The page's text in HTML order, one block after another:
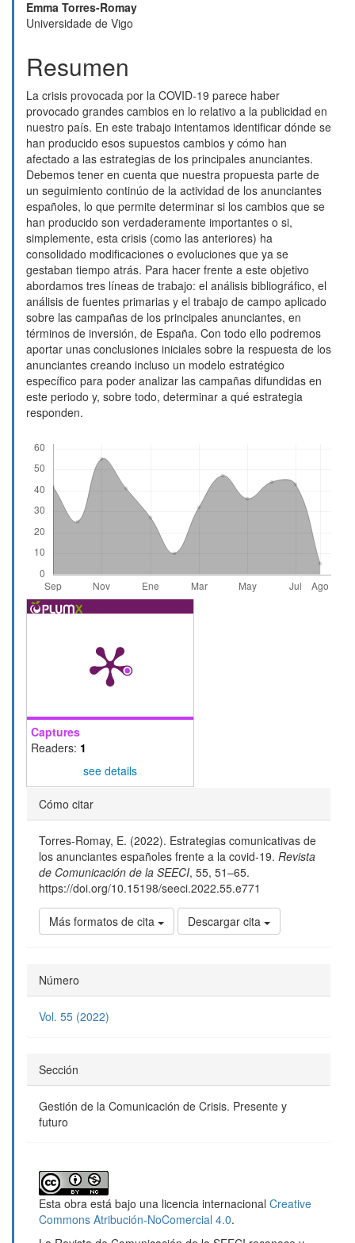
Contenido
principal
del
artículo
Emma Torres-Romay
Universidade de Vigo
Resumen
La crisis provocada por la COVID-19 parece haber
provocado grandes cambios en lo relativo a la publicidad en
nuestro país. En este trabajo intentamos identificar dónde se
han producido esos supuestos cambios y cómo han
afectado a las estrategias de los principales anunciantes.
Debemos tener en cuenta que nuestra propuesta parte de
un seguimiento continúo de la actividad de los anunciantes
españoles, lo que permite determinar si los cambios que se
han producido son verdaderamente importantes o si,
simplemente, esta crisis (como las anteriores) ha
consolidado modificaciones o evoluciones que ya se
gestaban tiempo atrás. Para hacer frente a este objetivo
abordamos tres líneas de trabajo: el análisis bibliográfico, el
análisis de fuentes primarias y el trabajo de campo aplicado
sobre las campañas de los principales anunciantes, en
términos de inversión, de España. Con todo ello podremos
aportar unas conclusiones iniciales sobre la respuesta de los
anunciantes creando incluso un modelo estratégico
específico para poder analizar las campañas difundidas en
este periodo y, sobre todo, determinar a qué estrategia
responden.
Captures
Readers: 1
see details
Detalles
del
artículo
Cómo citar
Torres-Romay, E. (2022). Estrategias comunicativas de
los anunciantes españoles frente a la covid-19. Revista
de Comunicación de la SEECI, 55, 51–65.
https://doi.org/10.15198/seeci.2022.55.e771
Más formatos de cita Descargar cita
Número
Vol. 55 (2022)
Sección
Gestión de la Comunicación de Crisis. Presente y
futuro
Esta obra está bajo una licencia internacional Creative
Commons Atribución-NoComercial 4.0.